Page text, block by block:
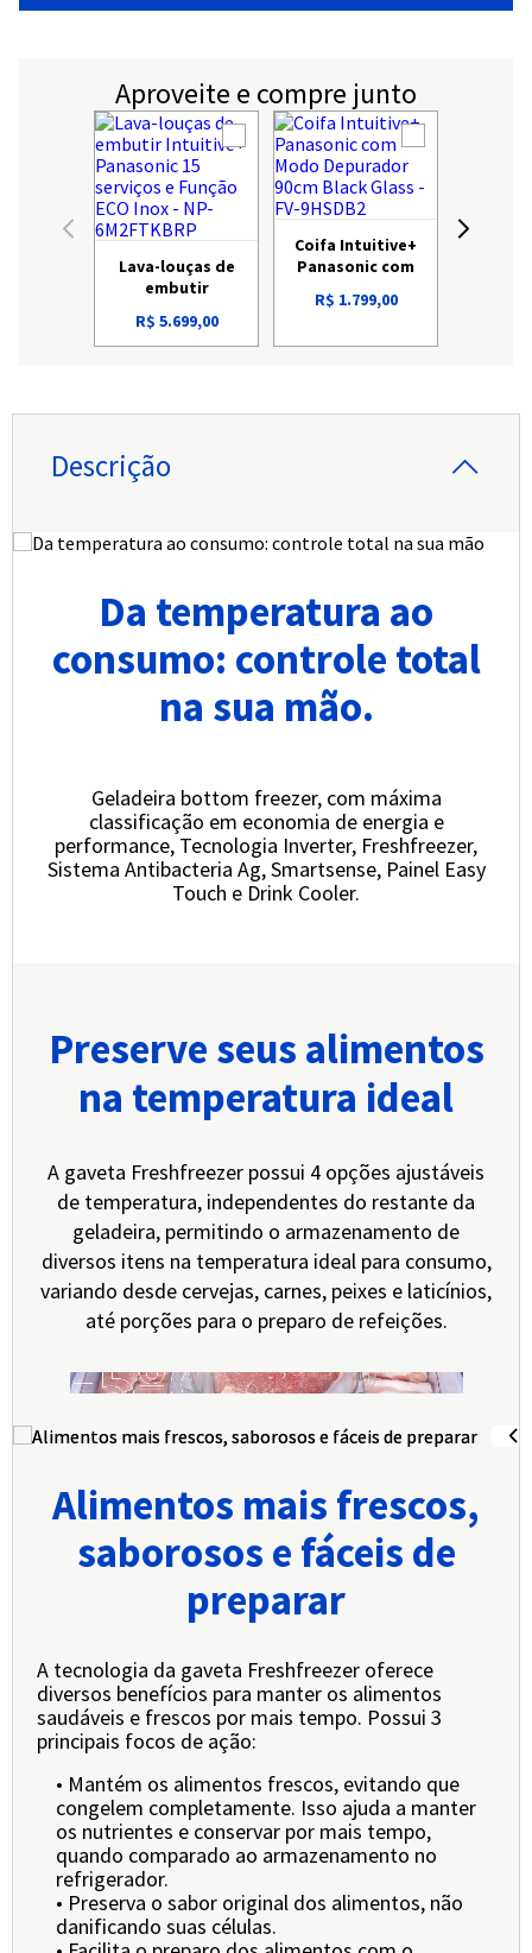
Aproveite e compre junto
Lava-louças de
embutir
Panasonic 15
serviços e
R$ 5.699,00
Coifa Intuitive+
Panasonic com
90cm Black Glass
R$ 1.799,00
Descrição
Da temperatura ao
consumo: controle total
na sua mão.
Geladeira bottom freezer, com máxima
classificação em economia de energia e
performance, Tecnologia Inverter, Freshfreezer,
Sistema Antibacteria Ag, Smartsense, Painel Easy
Touch e Drink Cooler.
Preserve seus alimentos
na temperatura ideal
A gaveta Freshfreezer possui 4 opções ajustáveis
de temperatura, independentes do restante da
geladeira, permitindo o armazenamento de
diversos itens na temperatura ideal para consumo,
variando desde cervejas, carnes, peixes e laticínios,
até porções para o preparo de refeições.
Alimentos mais frescos,
saborosos e fáceis de
preparar
A tecnologia da gaveta Freshfreezer oferece
diversos benefícios para manter os alimentos
saudáveis e frescos por mais tempo. Possui 3
principais focos de ação:
• Mantém os alimentos frescos, evitando que
congelem completamente. Isso ajuda a manter
os nutrientes e conservar por mais tempo,
quando comparado ao armazenamento no
refrigerador.
• Preserva o sabor original dos alimentos, não
danificando suas células.